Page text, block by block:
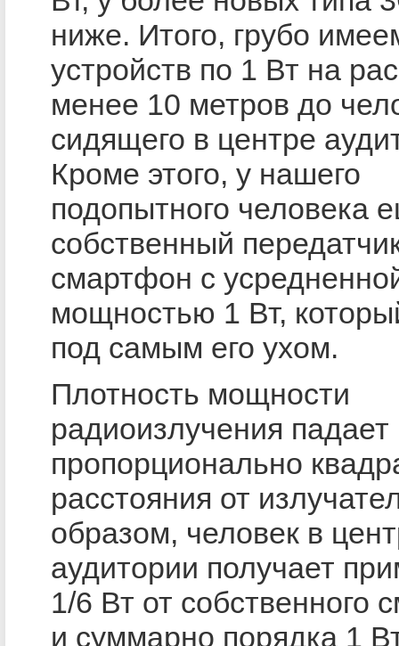
ниже. Итого, грубо
устройств по 1 Вт на
менее 10 метров до
сидящего в центре
Кроме этого, у нашего
подопытного человека
собственный
смартфон с
мощностью 1 Вт,
под самым его ухом.
Плотность мощности
радиоизлучения падает
пропорционально
расстояния от
образом, человек в
аудитории получает
1/6 Вт от собственного
и суммарно порядка 1